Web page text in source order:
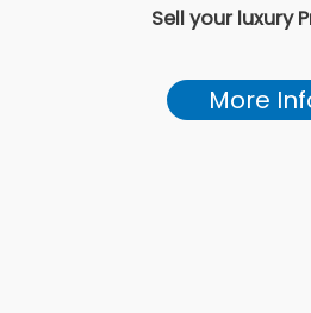
Sell your luxury
More